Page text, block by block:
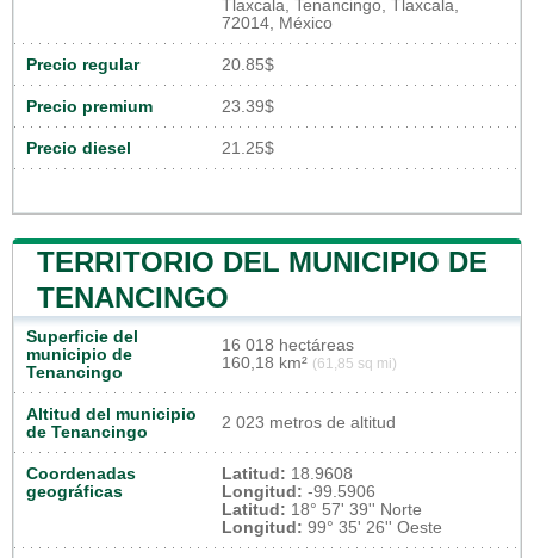
Tlaxcala, Tenancingo, Tlaxcala,
72014, México
Precio regular 20.85$
Precio premium 23.39$
Precio diesel 21.25$
TERRITORIO DEL MUNICIPIO DE
TENANCINGO
Superficie del
municipio de
Tenancingo
16 018 hectáreas
160,18 km² (61,85 sq mi)
Altitud del municipio
de Tenancingo
2 023 metros de altitud
Coordenadas
geográficas
Latitud: 18.9608
Longitud: -99.5906
Latitud: 18° 57' 39'' Norte
Longitud: 99° 35' 26'' Oeste